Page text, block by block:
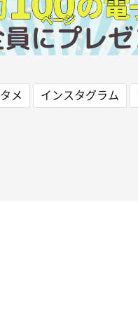
メ インスタグラム